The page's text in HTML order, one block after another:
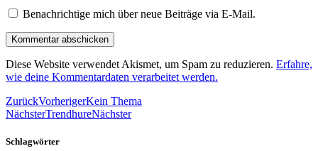
Benachrichtige mich über neue Beiträge via E-Mail.
Diese Website verwendet Akismet, um Spam zu reduzieren. Erfahre,
wie deine Kommentardaten verarbeitet werden.
ZurückVorherigerKein Thema
NächsterTrendhureNächster
Schlagwörter